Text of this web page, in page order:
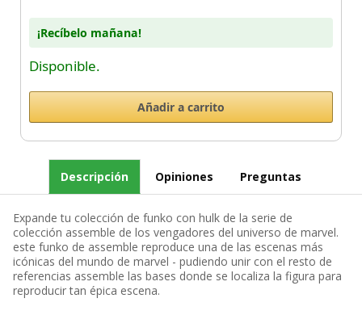
¡Recíbelo mañana!
Disponible.
Descripción Opiniones Preguntas
Expande tu colección de funko con hulk de la serie de
colección assemble de los vengadores del universo de marvel.
este funko de assemble reproduce una de las escenas más
icónicas del mundo de marvel - pudiendo unir con el resto de
referencias assemble las bases donde se localiza la figura para
reproducir tan épica escena.